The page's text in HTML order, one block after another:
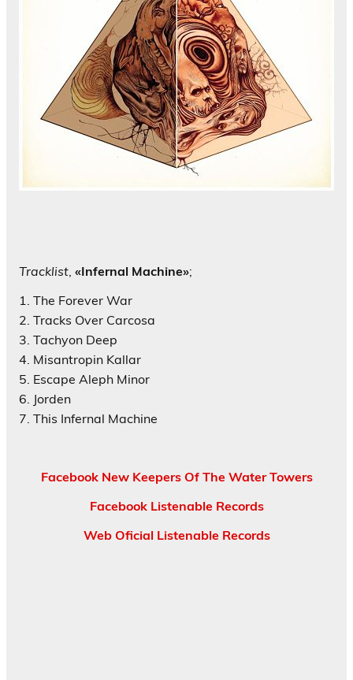
Tracklist «Infernal Machine»;
1. The Forever War
2. Tracks Over Carcosa
3. Tachyon Deep
4. Misantropin Kallar
5. Escape Aleph Minor
6. Jorden
7. This Infernal Machine
Facebook New Keepers Of The Water Towers
Facebook Listenable Records
Web Oficial Listenable Records